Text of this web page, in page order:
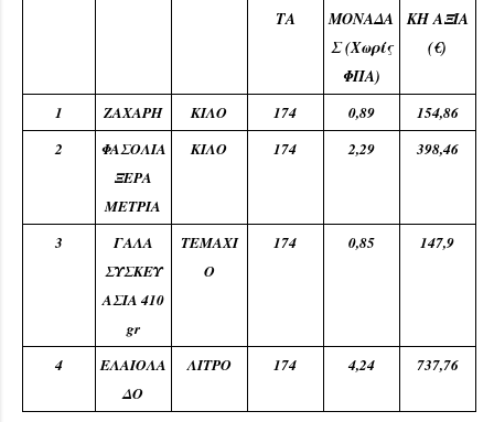
ΤΑ
ΜΟΝΑΔΑ
Σ (Χωρίς
ΦΠΑ)
ΚΗ ΑΞΙΑ
(€)
1 ΖΑΧΑΡΗ ΚΙΛΟ 174 0,89
154,86
2
ΦΑΣΟΛΙΑ
ΞΕΡΑ
ΜΕΤΡΙΑ
ΚΙΛΟ 174 2,29 398,46
3
ΓΑΛΑ
ΣΥΣΚΕΥ
ΑΣΙΑ 410
gr
ΤΕΜΑΧΙ
Ο
174 0,85 147,9
4
ΕΛΑΙΟΛΑ
ΔΟ
ΛΙΤΡΟ 174 4,24 737,76